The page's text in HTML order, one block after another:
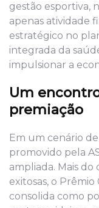
gestão esportiva,
apenas atividade
estratégico no
integrada da
impulsionar a
Um
premiação
Em um cenário
promovido pela
ampliada. Mais
exitosas, o Prêmio
consolida como